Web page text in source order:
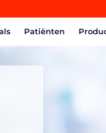
Patiënten